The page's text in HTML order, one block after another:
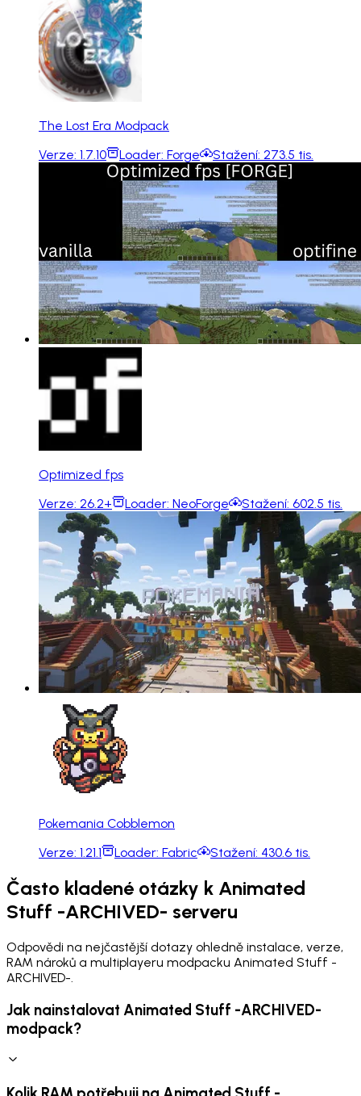
The Lost Era Modpack
Verze: 1.7.10 Loader: Forge Stažení: 273.5 tis.
Optimized fps
Verze: 26.2+ Loader: NeoForge Stažení: 602.5 tis.
Pokemania Cobblemon
Verze: 1.21.1 Loader: Fabric Stažení: 430.6 tis.
Často kladené otázky k Animated
Stuff -ARCHIVED- serveru
Odpovědi na nejčastější dotazy ohledně instalace, verze,
RAM nároků a multiplayeru modpacku Animated Stuff -
ARCHIVED-.
Jak nainstalovat Animated Stuff -ARCHIVED-
modpack?